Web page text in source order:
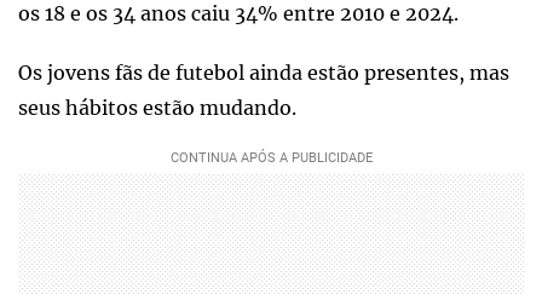
os 18 e os 34 anos caiu 34% entre 2010 e 2024.
Os jovens fãs de futebol ainda estão presentes, mas
seus hábitos estão mudando.